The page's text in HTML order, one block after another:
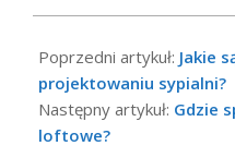
08-
30
Poprzedni artykuł: Jakie
projektowaniu sypialni?
Następny artykuł: Gdzie
loftowe?